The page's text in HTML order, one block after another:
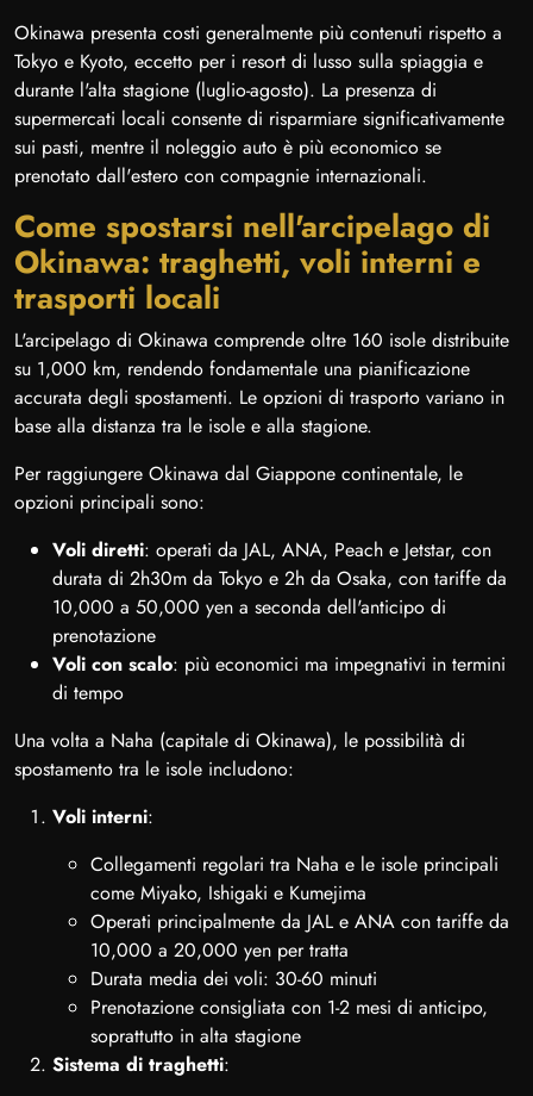
Okinawa presenta costi generalmente più contenuti rispetto a
Tokyo e Kyoto, eccetto per i resort di lusso sulla spiaggia e
durante l'alta stagione (luglio-agosto). La presenza di
supermercati locali consente di risparmiare significativamente
sui pasti, mentre il noleggio auto è più economico se
prenotato dall'estero con compagnie internazionali.
Come spostarsi nell'arcipelago di
Okinawa: traghetti, voli interni e
trasporti locali
L'arcipelago di Okinawa comprende oltre 160 isole distribuite
su 1,000 km, rendendo fondamentale una pianificazione
accurata degli spostamenti. Le opzioni di trasporto variano in
base alla distanza tra le isole e alla stagione.
Per raggiungere Okinawa dal Giappone continentale, le
opzioni principali sono:
Voli diretti: operati da JAL, ANA, Peach e Jetstar, con
durata di 2h30m da Tokyo e 2h da Osaka, con tariffe da
10,000 a 50,000 yen a seconda dell'anticipo di
prenotazione
Voli con scalo: più economici ma impegnativi in termini
di tempo
Una volta a Naha (capitale di Okinawa), le possibilità di
spostamento tra le isole includono:
Voli interni:
Collegamenti regolari tra Naha e le isole principali
come Miyako, Ishigaki e Kumejima
Operati principalmente da JAL e ANA con tariffe da
10,000 a 20,000 yen per tratta
Durata media dei voli: 30-60 minuti
Prenotazione consigliata con 1-2 mesi di anticipo,
soprattutto in alta stagione
Sistema di traghetti: